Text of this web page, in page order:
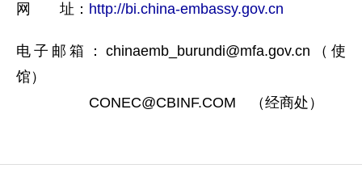
网 址： http://bi.china-embassy.gov.cn
电子邮箱：chinaemb_burundi@mfa.gov.cn（使
馆）
CONEC@CBINF.COM （经商处）